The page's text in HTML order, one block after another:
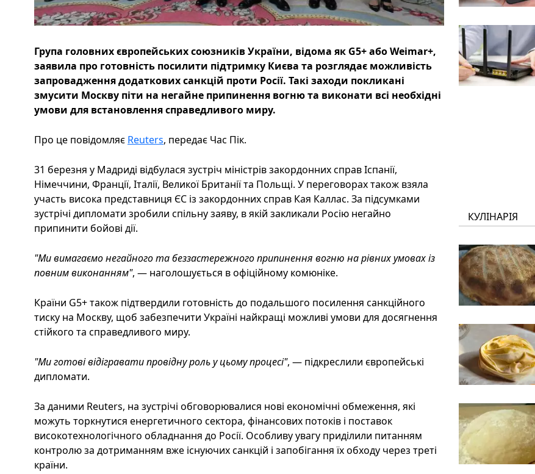
Група головних європейських союзників України, відома як G5+ або Weimar+,
заявила про готовність посилити підтримку Києва та розглядає можливість
запровадження додаткових санкцій проти Росії. Такі заходи покликані
змусити Москву піти на негайне припинення вогню та виконати всі необхідні
умови для встановлення справедливого миру.
Про це повідомляє Reuters, передає Час Пік.
31 березня у Мадриді відбулася зустріч міністрів закордонних справ Іспанії,
Німеччини, Франції, Італії, Великої Британії та Польщі. У переговорах також взяла
участь висока представниця ЄС із закордонних справ Кая Каллас. За підсумками
зустрічі дипломати зробили спільну заяву, в якій закликали Росію негайно
припинити бойові дії.
"Ми вимагаємо негайного та беззастережного припинення вогню на рівних умовах із
повним виконанням", — наголошується в офіційному комюніке.
Країни G5+ також підтвердили готовність до подальшого посилення санкційного
тиску на Москву, щоб забезпечити Україні найкращі можливі умови для досягнення
стійкого та справедливого миру.
"Ми готові відігравати провідну роль у цьому процесі", — підкреслили європейські
дипломати.
За даними Reuters, на зустрічі обговорювалися нові економічні обмеження, які
можуть торкнутися енергетичного сектора, фінансових потоків і поставок
високотехнологічного обладнання до Росії. Особливу увагу приділили питанням
контролю за дотриманням вже існуючих санкцій і запобігання їх обходу через треті
країни.
КУЛІНАРІЯ